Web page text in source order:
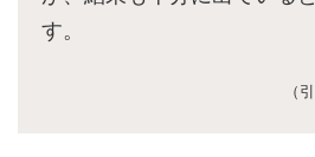
す。
（